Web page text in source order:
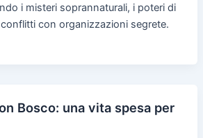
i misteri soprannaturali, i poteri di
con organizzazioni segrete.
Bosco: una vita spesa per